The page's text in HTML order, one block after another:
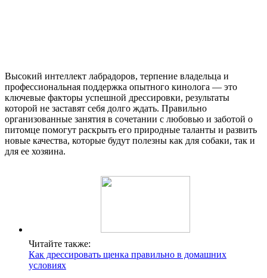
Высокий интеллект лабрадоров, терпение владельца и
профессиональная поддержка опытного кинолога — это
ключевые факторы успешной дрессировки, результаты
которой не заставят себя долго ждать. Правильно
организованные занятия в сочетании с любовью и заботой о
питомце помогут раскрыть его природные таланты и развить
новые качества, которые будут полезны как для собаки, так и
для ее хозяина.
Читайте также:
Как дрессировать щенка правильно в домашних
условиях